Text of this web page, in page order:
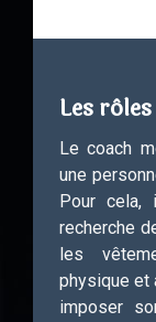
Les
Le coach
une
Pour cela,
recherche
les
physique et
imposer